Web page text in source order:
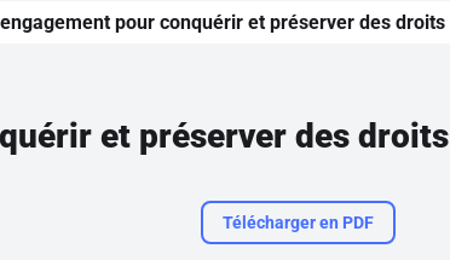
pour conquérir et préserver des droits
et préserver des droits
Télécharger en PDF